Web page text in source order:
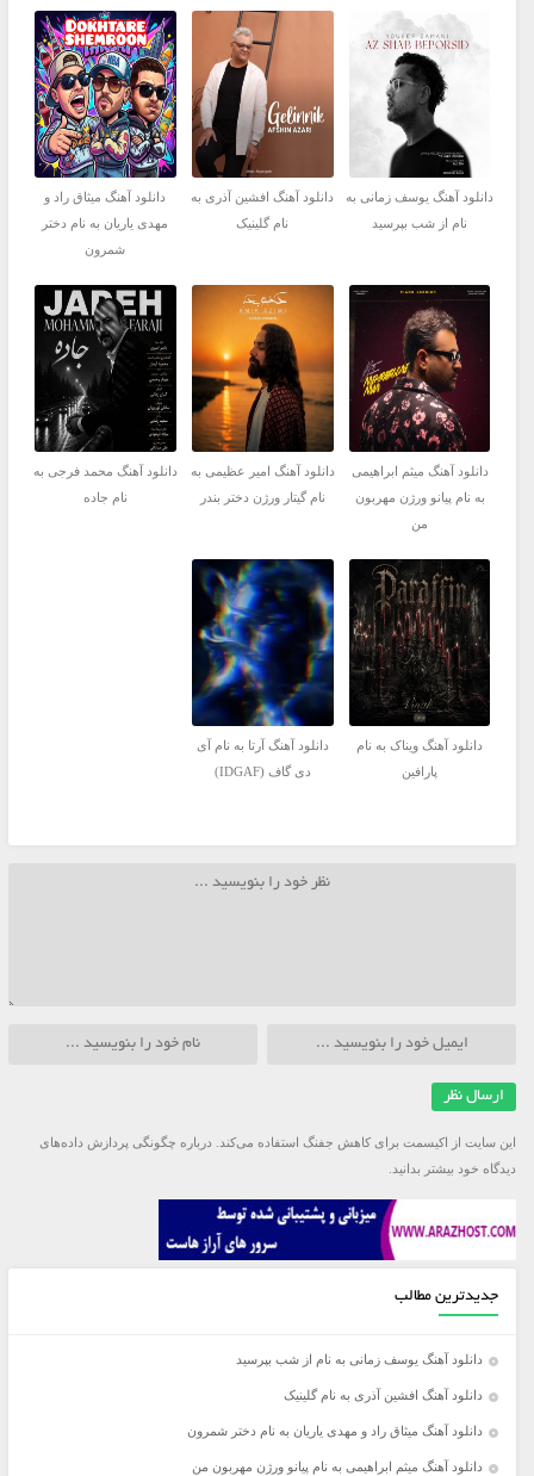
دانلود آهنگ یوسف زمانی به
نام از شب بپرسید
دانلود آهنگ افشین آذری به
نام گلینیک
دانلود آهنگ میثاق راد و
مهدی یاریان به نام دختر
شمرون
دانلود آهنگ میثم ابراهیمی
به نام پیانو ورژن مهربون
من
دانلود آهنگ امیر عظیمی به
نام گیتار ورژن دختر بندر
دانلود آهنگ محمد فرجی به
نام جاده
دانلود آهنگ ویناک به نام
پارافین
دانلود آهنگ آرتا به نام آی
دی گاف (IDGAF)
این سایت از اکیسمت برای کاهش جفنگ استفاده می‌کند. درباره چگونگی پردازش داده‌های
دیدگاه خود بیشتر بدانید.
جدیدترین مطالب
دانلود آهنگ یوسف زمانی به نام از شب بپرسید
دانلود آهنگ افشین آذری به نام گلینیک
دانلود آهنگ میثاق راد و مهدی یاریان به نام دختر شمرون
دانلود آهنگ میثم ابراهیمی به نام پیانو ورژن مهربون من